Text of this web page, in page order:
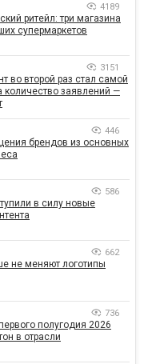
4189
ритейл: три магазина
супермаркетов
3151
во второй раз стал самой
количество заявлений —
446
брендов из основных
586
в силу новые
662
не меняют логотипы
736
полугодия 2026
в отрасли